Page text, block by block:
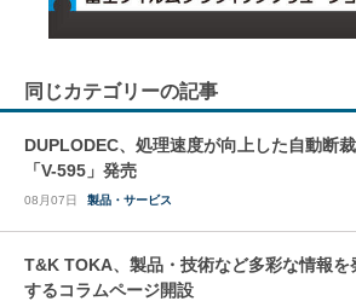
同じカテゴリーの記事
DUPLODEC、処理速度が向上した自動断
「V-595」発売
08月07日 製品・サービス
T&K TOKA、製品・技術など多彩な情報を
するコラムページ開設